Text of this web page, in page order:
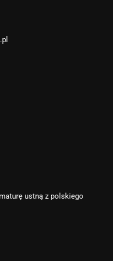
ustną z polskiego